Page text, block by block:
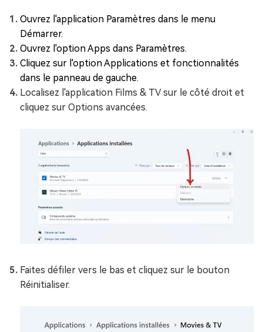
Ouvrez l'application Paramètres dans le menu
Démarrer.
Ouvrez l'option Apps dans Paramètres.
Cliquez sur l'option Applications et fonctionnalités
dans le panneau de gauche.
Localisez l'application Films & TV sur le côté droit et
cliquez sur Options avancées.
Faites défiler vers le bas et cliquez sur le bouton
Réinitialiser.